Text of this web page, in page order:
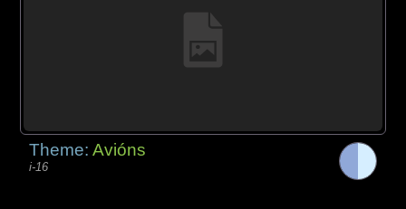
Theme:Avións
i-16